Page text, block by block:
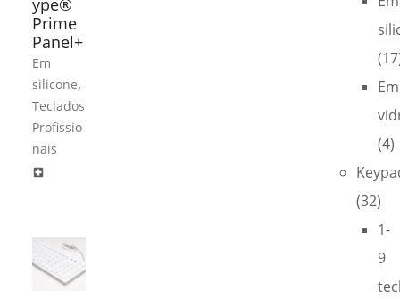
ype®
Prime
Panel+
Em
silicone,
Teclados
Profissio
nais
local_hospital
Em
(4)
(32)
1-
9